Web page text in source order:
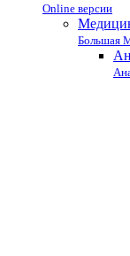
Online версии
Большая